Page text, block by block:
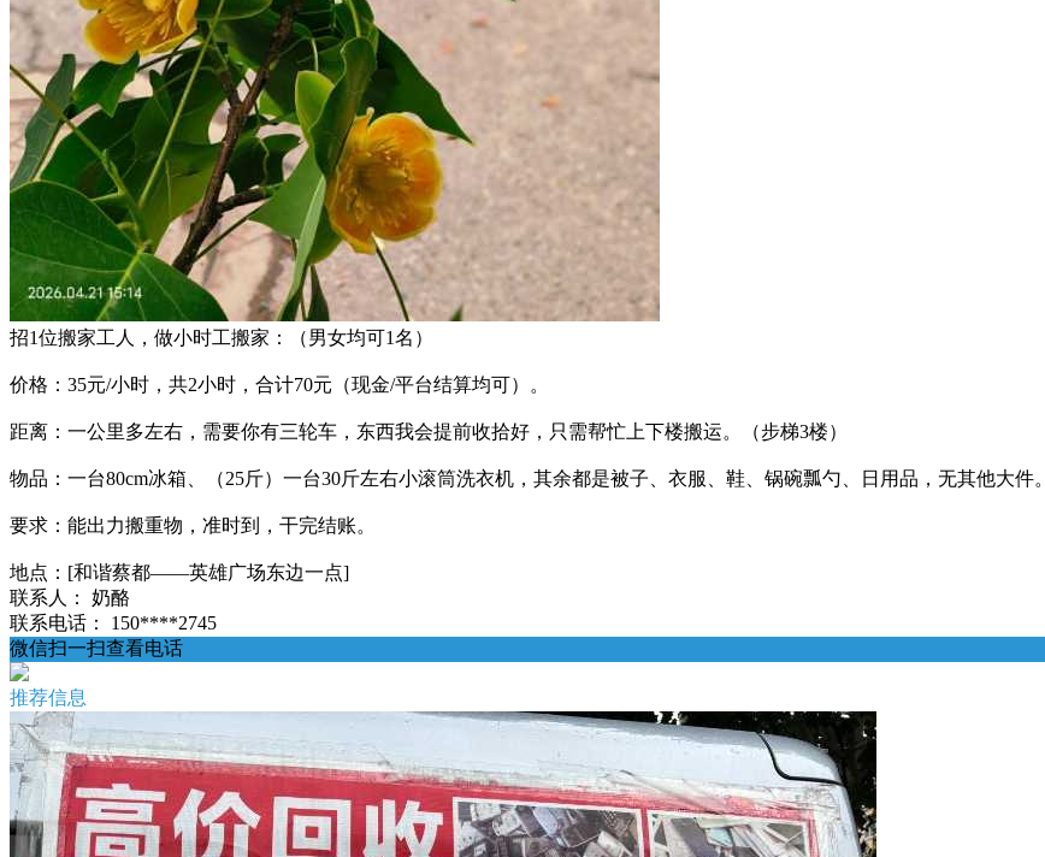
招1位搬家工人，做小时工搬家：（男女均可1名）
价格：35元/小时，共2小时，合计70元（现金/平台结算均可）。
距离：一公里多左右，需要你有三轮车，东西我会提前收拾好，只需帮忙上下楼搬运。（步梯3楼）
物品：一台80cm冰箱、（25斤）一台30斤左右小滚筒洗衣机，其余都是被子、衣服、鞋、锅碗瓢勺、日用品，无其他大件。
要求：能出力搬重物，准时到，干完结账。
地点：[和谐蔡都——英雄广场东边一点]
联系人：
奶酪
联系电话：
150****2745
微信扫一扫查看电话
推荐信息